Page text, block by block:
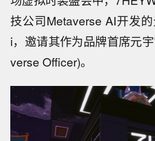
技公司Metaverse AI开发
i，邀请其作为品牌首席元
verse Officer)。